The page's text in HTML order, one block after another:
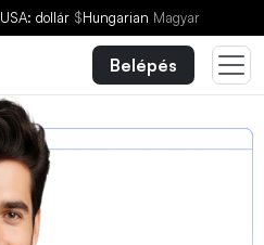
USA: dollár $Hungarian Magyar
Belépés